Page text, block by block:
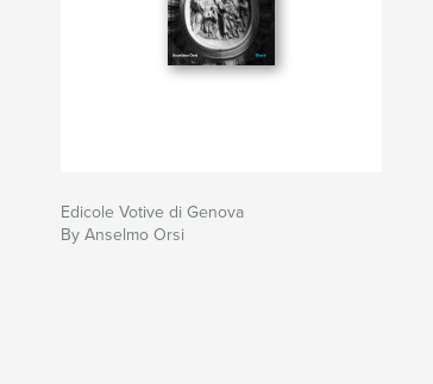
Edicole Votive di Genova
By Anselmo Orsi